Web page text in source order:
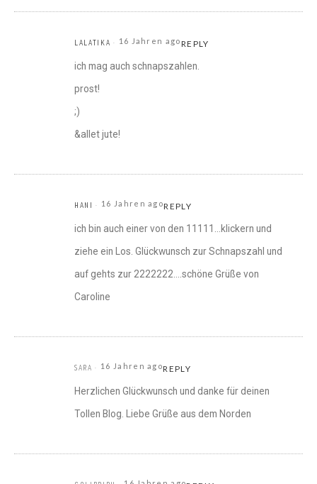
LALATIKA 16 Jahren agoREPLY
ich mag auch schnapszahlen.
prost!
;)
&allet jute!
HANI 16 Jahren agoREPLY
ich bin auch einer von den 11111…klickern und
ziehe ein Los. Glückwunsch zur Schnapszahl und
auf gehts zur 2222222….schöne Grüße von
Caroline
SARA 16 Jahren agoREPLY
Herzlichen Glückwunsch und danke für deinen
Tollen Blog. Liebe Grüße aus dem Norden